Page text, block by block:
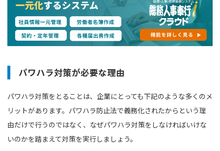
パワハラ対策が必要な理由
パワハラ対策をとることは、企業にとっても下記のような多くのメ
リットがあります。パワハラ防止法で義務化されたからという理
由だけで行うのではなく、なぜパワハラ対策をしなければいけな
いのかを踏まえて対策を実行しましょう。